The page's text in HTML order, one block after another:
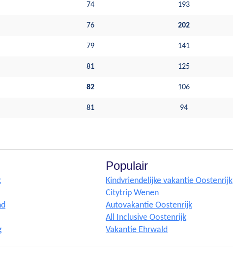
74 193
76 202
79 141
81 125
82 106
81 94
Populair
Kindvriendelijke vakantie Oostenrijk
Citytrip Wenen
Autovakantie Oostenrijk
All Inclusive Oostenrijk
Vakantie Ehrwald